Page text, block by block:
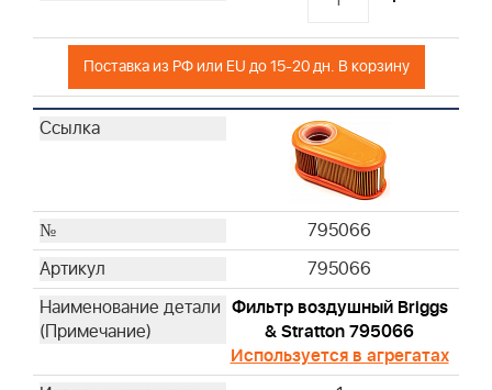
Поставка из РФ или EU до 15-20 дн. В корзину
795066
795066
Фильтр воздушный Briggs
& Stratton 795066
Используется в агрегатах